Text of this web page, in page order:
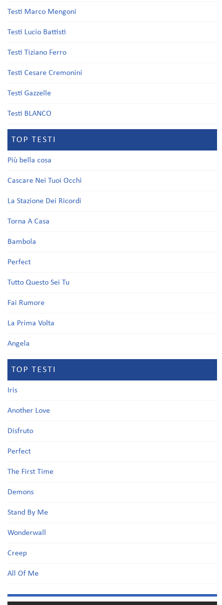
Testi Marco Mengoni
Testi Lucio Battisti
Testi Tiziano Ferro
Testi Cesare Cremonini
Testi Gazzelle
Testi BLANCO
TOP TESTI
Più bella cosa
Cascare Nei Tuoi Occhi
La Stazione Dei Ricordi
Torna A Casa
Bambola
Perfect
Tutto Questo Sei Tu
Fai Rumore
La Prima Volta
Angela
TOP TESTI
Iris
Another Love
Disfruto
Perfect
The First Time
Demons
Stand By Me
Wonderwall
Creep
All Of Me